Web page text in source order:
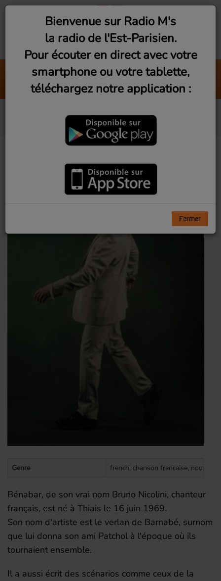
Fan de Funk - 2 (Samedi 21h)
Radio M's (DJ Eric NC)
Bénabar
Genre french, chanson francaise,
Bénabar, de son vrai nom Bruno Nicolini, chanteur
français, est né à Thiais le 16 juin 1969.
Son nom d'artiste est le verlan de Barnabé, surnom
que lui donna son ami Patchol à l'époque où ils
tournaient ensemble.
Il a aussi écrit des scénarios comme ceux de la
Bienvenue sur Radio M's
la radio de l'Est-Parisien.
Pour écouter en direct avec votre
smartphone ou votre tablette,
téléchargez notre application :
Fermer